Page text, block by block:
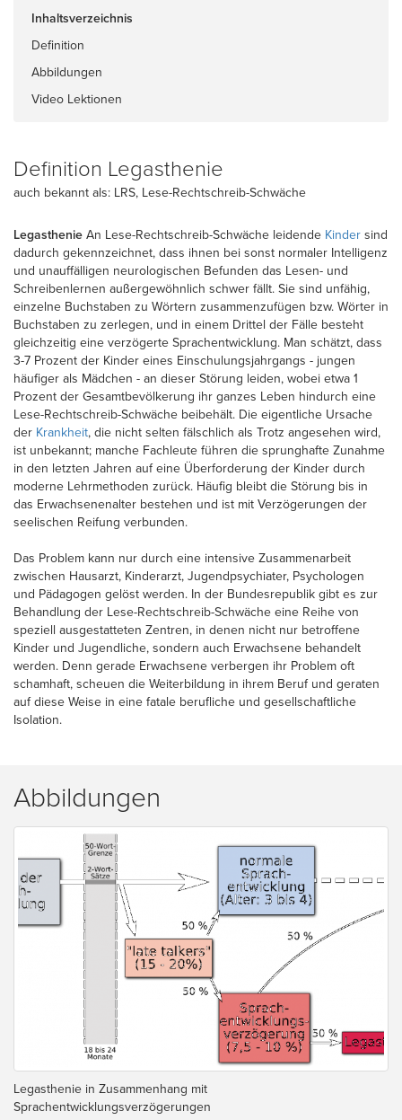
Inhaltsverzeichnis
Definition
Abbildungen
Video Lektionen
Definition Legasthenie
auch bekannt als: LRS, Lese-Rechtschreib-Schwäche
Legasthenie An Lese-Rechtschreib-Schwäche leidende Kinder sind
dadurch gekennzeichnet, dass ihnen bei sonst normaler Intelligenz
und unauffälligen neurologischen Befunden das Lesen- und
Schreibenlernen außergewöhnlich schwer fällt. Sie sind unfähig,
einzelne Buchstaben zu Wörtern zusammenzufügen bzw. Wörter in
Buchstaben zu zerlegen, und in einem Drittel der Fälle besteht
gleichzeitig eine verzögerte Sprachentwicklung. Man schätzt, dass
3-7 Prozent der Kinder eines Einschulungsjahrgangs - jungen
häufiger als Mädchen - an dieser Störung leiden, wobei etwa 1
Prozent der Gesamtbevölkerung ihr ganzes Leben hindurch eine
Lese-Rechtschreib-Schwäche beibehält. Die eigentliche Ursache
der Krankheit, die nicht selten fälschlich als Trotz angesehen wird,
ist unbekannt; manche Fachleute führen die sprunghafte Zunahme
in den letzten Jahren auf eine Überforderung der Kinder durch
moderne Lehrmethoden zurück. Häufig bleibt die Störung bis in
das Erwachsenenalter bestehen und ist mit Verzögerungen der
seelischen Reifung verbunden.
Das Problem kann nur durch eine intensive Zusammenarbeit
zwischen Hausarzt, Kinderarzt, Jugendpsychiater, Psychologen
und Pädagogen gelöst werden. In der Bundesrepublik gibt es zur
Behandlung der Lese-Rechtschreib-Schwäche eine Reihe von
speziell ausgestatteten Zentren, in denen nicht nur betroffene
Kinder und Jugendliche, sondern auch Erwachsene behandelt
werden. Denn gerade Erwachsene verbergen ihr Problem oft
schamhaft, scheuen die Weiterbildung in ihrem Beruf und geraten
auf diese Weise in eine fatale berufliche und gesellschaftliche
Isolation.
Abbildungen
Legasthenie in Zusammenhang mit
Sprachentwicklungsverzögerungen